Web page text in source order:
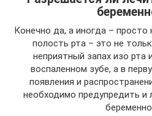
Конечно да, а иногда –
полость рта – это не
неприятный запах изо рта
воспаленном зубе, а в
появления и
необходимо предупредить и